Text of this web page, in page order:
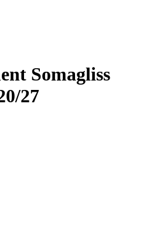
Somagliss
27